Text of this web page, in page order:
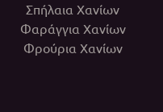
Σπήλαια Χανίων
Φαράγγια Χανίων
Φρούρια Χανίων